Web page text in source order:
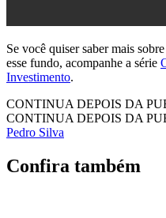
Se você quiser saber mais
esse fundo, acompanhe a série
Investimento.
CONTINUA DEPOIS DA
CONTINUA DEPOIS DA
Pedro Silva
Confira também